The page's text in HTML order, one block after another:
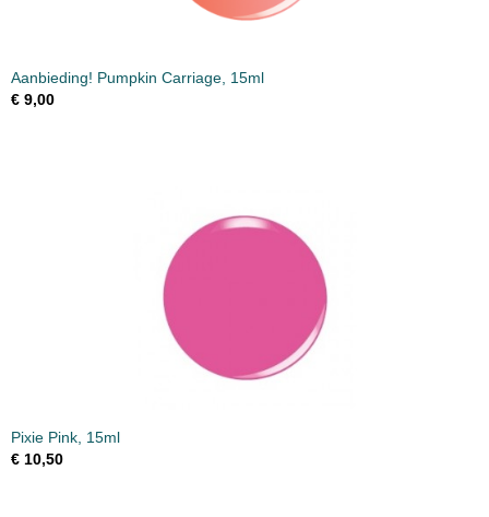
Aanbieding! Pumpkin Carriage, 15ml
€ 9,00
Pixie Pink, 15ml
€ 10,50